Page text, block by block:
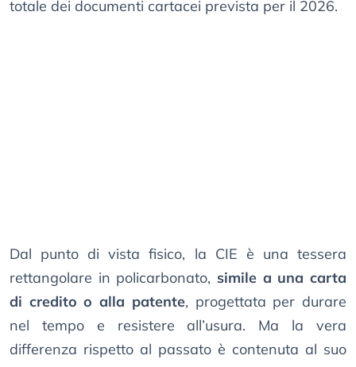
totale dei documenti cartacei prevista per il 2026.
Dal punto di vista fisico, la CIE è una tessera
rettangolare in policarbonato, simile a una carta
di credito o alla patente, progettata per durare
nel tempo e resistere all’usura. Ma la vera
differenza rispetto al passato è contenuta al suo